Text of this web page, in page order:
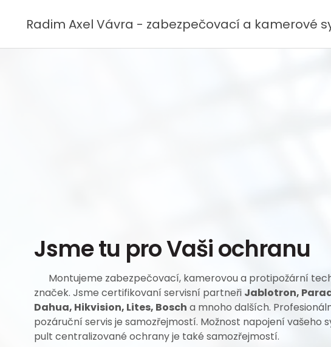
Radim Axel Vávra - zabezpečovací a kamerové
Jsme tu pro Vaši ochranu
Montujeme zabezpečovací, kamerovou a protipožární
značek. Jsme certifikovaní servisní partneři Jablotron,
Dahua, Hikvision, Lites, Bosch a mnoho dalších.
pozáruční servis je samozřejmostí. Možnost napojení vašeho
pult centralizované ochrany je také samozřejmostí.